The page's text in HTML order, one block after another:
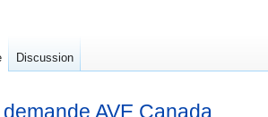
demande AVE Canada
Discussion